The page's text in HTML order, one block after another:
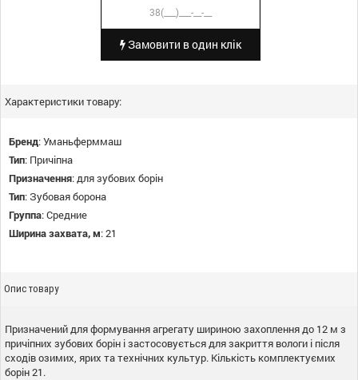
Замовити в один клік
Характеристики товару:
Бренд:Уманьферммаш
Тип: Причіпна
Призначення:для зубових борін
Тип:Зубовая борона
Группа:Средние
Ширина захвата, м:21
Опис товару
Призначений для формування агрегату шириною захоплення до 12 м з
причіпних зубових борін і застосовується для закриття вологи і після
сходів озимих, ярих та технічних культур. Кількість комплектуємих
борін 21.